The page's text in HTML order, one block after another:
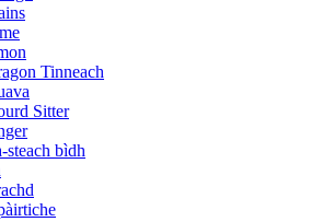
Tinneach
Sitter
steach bìdh